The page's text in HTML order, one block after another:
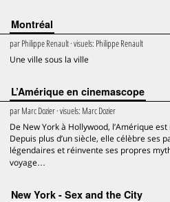
Montréal
parPhilippe Renault· visuels: Philippe Renault
Une ville sous la ville
L’Amérique en cinemascope
parMarc Dozier· visuels: Marc Dozier
De New York à Hollywood, l’Amérique
Depuis plus d’un siècle, elle célèbre ses
légendaires et réinvente ses propres
voyage…
New York - Sex and the City